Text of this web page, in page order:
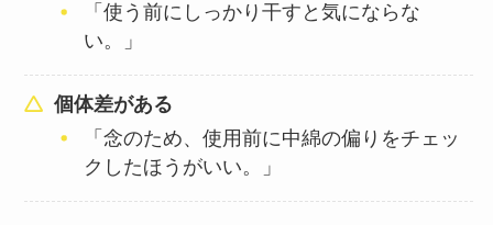
「使う前にしっかり干すと気にならな
い。」
個体差がある
「念のため、使用前に中綿の偏りをチェッ
クしたほうがいい。」